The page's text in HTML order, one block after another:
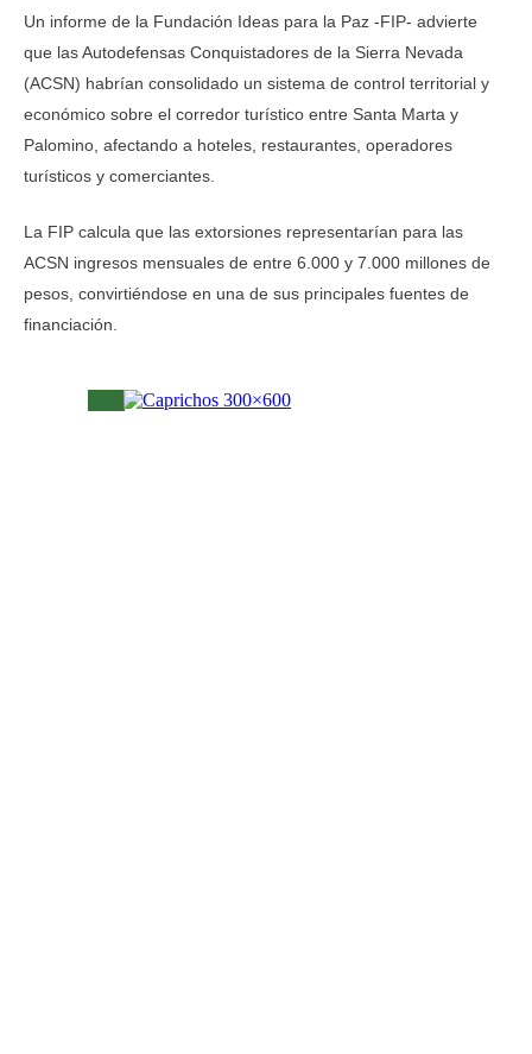
Un informe de la Fundación Ideas para la Paz -FIP- advierte
que las Autodefensas Conquistadores de la Sierra Nevada
(ACSN) habrían consolidado un sistema de control territorial y
económico sobre el corredor turístico entre Santa Marta y
Palomino, afectando a hoteles, restaurantes, operadores
turísticos y comerciantes.
La FIP calcula que las extorsiones representarían para las
ACSN ingresos mensuales de entre 6.000 y 7.000 millones de
pesos, convirtiéndose en una de sus principales fuentes de
financiación.